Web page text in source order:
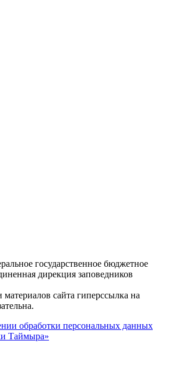
государственное бюджетное
дирекция заповедников
сайта гиперссылка на
обработки персональных данных
Таймыра»